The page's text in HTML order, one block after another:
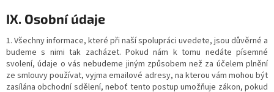
IX. Osobní údaje
1. Všechny informace, které při naší spolupráci uvedete, jsou důvěrné a
budeme s nimi tak zacházet. Pokud nám k tomu nedáte písemné
svolení, údaje o vás nebudeme jiným způsobem než za účelem plnění
ze smlouvy používat, vyjma emailové adresy, na kterou vám mohou být
zasílána obchodní sdělení, neboť tento postup umožňuje zákon, pokud